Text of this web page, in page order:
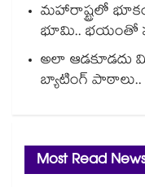
మహారాష్ట్రలో
భూమి.. భయంతో
అలా
బ్యాటింగ్
Most Read News